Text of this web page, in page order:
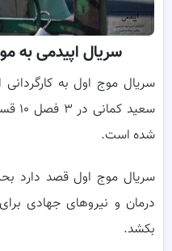
سریال اپیدمی به
سریال موج اول به
شده است.
سریال موج اول قصد دارد
درمان و نیرو‌های جهادی
بکشد.